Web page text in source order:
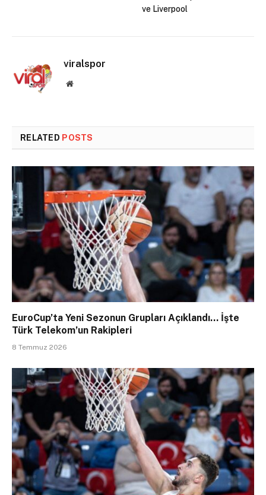
ve Liverpool
viralspor
Website
RELATED POSTS
EuroCup’ta Yeni Sezonun Grupları Açıklandı… İşte
Türk Telekom’un Rakipleri
8 Temmuz 2026